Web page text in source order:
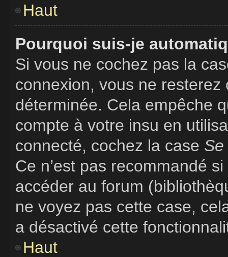
Haut
Pourquoi suis-je
Si vous ne cochez pas la
connexion, vous ne
déterminée. Cela empêche
compte à votre insu en
connecté, cochez la case
Ce n’est pas recommandé
accéder au forum
ne voyez pas cette case,
a désactivé cette
Haut